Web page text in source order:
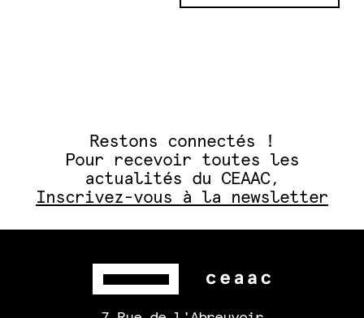
Restons connectés !
Pour recevoir toutes les
actualités du CEAAC,
Inscrivez-vous à la newsletter